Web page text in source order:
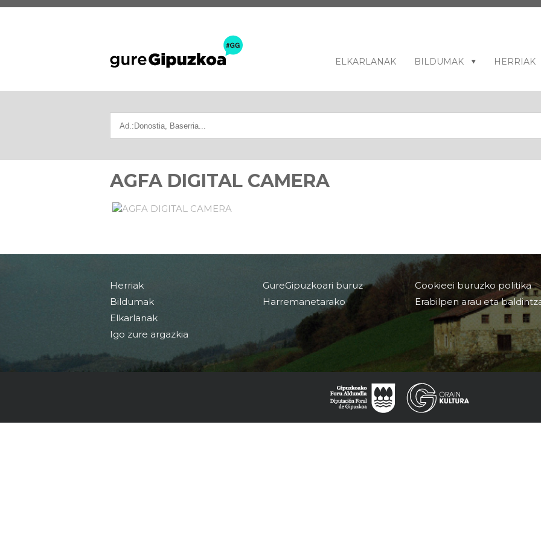
ELKARLANAK BILDUMAK HERRIAK
AGFA DIGITAL CAMERA
Herriak
Bildumak
Elkarlanak
Igo zure argazkia
GureGipuzkoari buruz
Harremanetarako
Cookieei buruzko politika
Erabilpen arau eta